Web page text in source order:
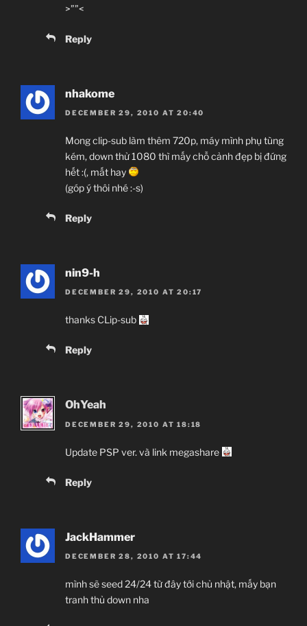
>””<
Reply
nhakome
DECEMBER 29, 2010 AT 20:40
Mong clip-sub làm thêm 720p, máy mình phụ tùng
kém, down thử 1080 thì mấy chỗ cảnh đẹp bị đứng
hết :(, mất hay
(góp ý thôi nhé :-s)
Reply
nin9-h
DECEMBER 29, 2010 AT 20:17
thanks CLip-sub
Reply
OhYeah
DECEMBER 29, 2010 AT 18:18
Update PSP ver. và link megashare
Reply
JackHammer
DECEMBER 28, 2010 AT 17:44
mình sẽ seed 24/24 từ đây tới chủ nhật, mấy bạn
tranh thủ down nha